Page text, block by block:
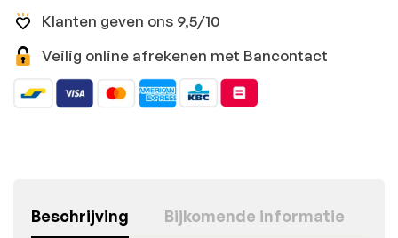
Klanten geven ons 9,5/10
Veilig online afrekenen met Bancontact
Beschrijving Bijkomende informatie